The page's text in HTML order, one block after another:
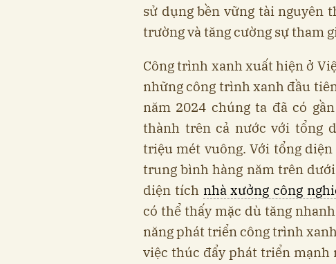
sử dụng bền vững tài nguyên
trường và tăng cường sự tham
Công trình xanh xuất hiện ở
những công trình xanh đầu
năm 2024 chúng ta đã có
thành trên cả nước với tổng
triệu mét vuông. Với tổng
trung bình hàng năm trên
diện tích nhà xưởng công
có thể thấy mặc dù tăng
năng phát triển công trình
việc thúc đẩy phát triển